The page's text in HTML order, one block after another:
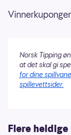
Norsk Tipping
at det skal gi
for dine
spillevettsider.
Flere heldige